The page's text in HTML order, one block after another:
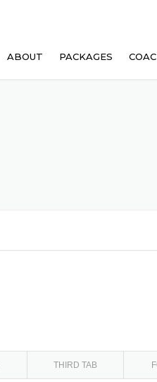
ABOUT PACKAGES
THIRD TAB